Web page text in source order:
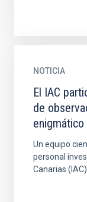
NOTICIA
El IAC
de
enigmático
Un equipo
personal
Canarias